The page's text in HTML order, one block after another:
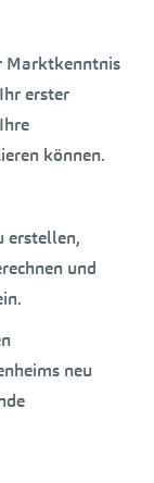
Marktkenntnis
erster
können.
erstellen,
und
neu